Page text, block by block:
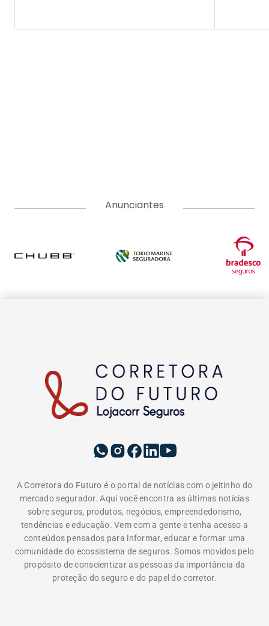
Anunciantes
A Corretora do Futuro é o portal de notícias com o jeitinho do
mercado segurador. Aqui você encontra as últimas notícias
sobre seguros, produtos, negócios, empreendedorismo,
tendências e educação. Vem com a gente e tenha acesso a
conteúdos pensados para informar, educar e formar uma
comunidade do ecossistema de seguros. Somos movidos pelo
propósito de conscientizar as pessoas da importância da
proteção do seguro e do papel do corretor.